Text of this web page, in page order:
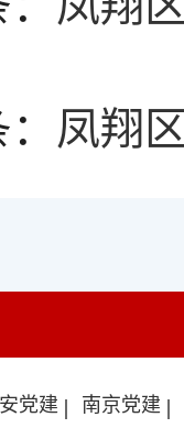
凤翔
党建 南京党建